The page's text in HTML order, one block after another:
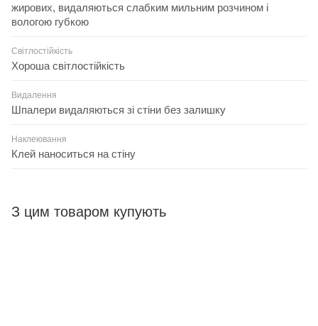
жирових, видаляються слабким мильним розчином і
вологою губкою
Світлостійкість
Хороша світлостійкість
Видалення
Шпалери видаляються зі стіни без залишку
Наклеювання
Клей наноситься на стіну
З цим товаром купують